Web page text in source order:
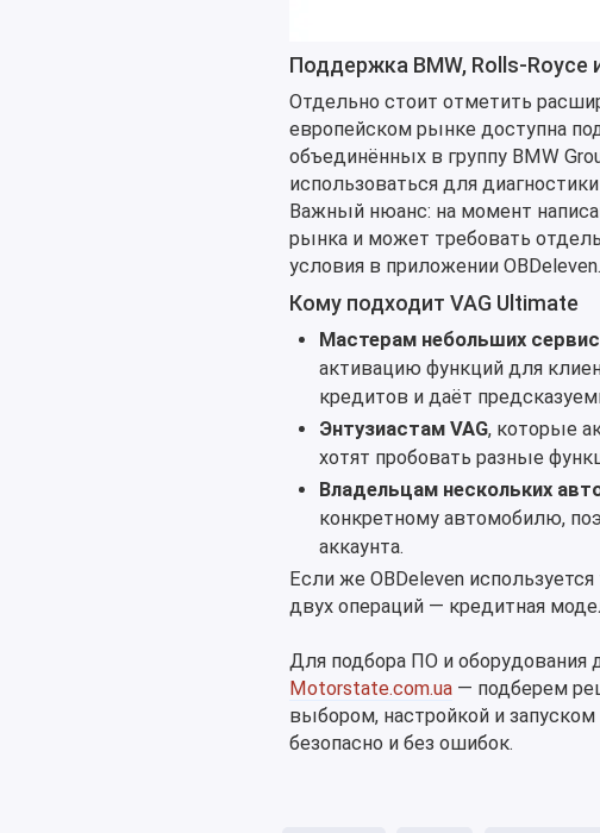
Поддержка BMW, Rolls-Royce
Отдельно стоит отметить
европейском рынке доступна
объединённых в группу BMW
использоваться для
Важный нюанс: на момент
рынка и может требовать
условия в приложении OBDeleven.
Кому подходит VAG Ultimate
Мастерам небольших
активацию функций для
кредитов и даёт
Энтузиастам VAG, которые
хотят пробовать разные
Владельцам нескольких
конкретному автомобилю,
аккаунта.
Если же OBDeleven
двух операций — кредитная
Для подбора ПО и оборудования
Motorstate.com.ua— подберем
выбором, настройкой и
безопасно и без ошибок.